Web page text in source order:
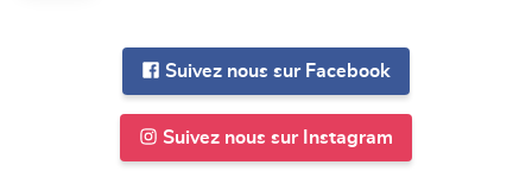
Suivez nous sur Facebook
Suivez nous sur Instagram